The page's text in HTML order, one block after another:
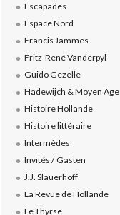
Escapades
Espace Nord
Francis Jammes
Fritz-René Vanderpyl
Guido Gezelle
Hadewijch & Moyen Âge
Histoire Hollande
Histoire littéraire
Intermèdes
Invités / Gasten
J.J. Slauerhoff
La Revue de Hollande
Le Thyrse